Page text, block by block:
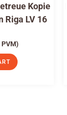
Kopie
Riga LV 16
PVM)